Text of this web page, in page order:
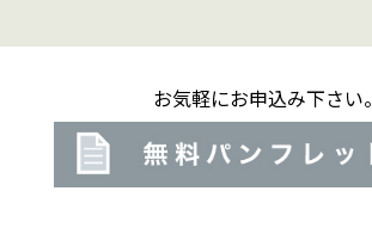
お気軽にお申込み下さい。